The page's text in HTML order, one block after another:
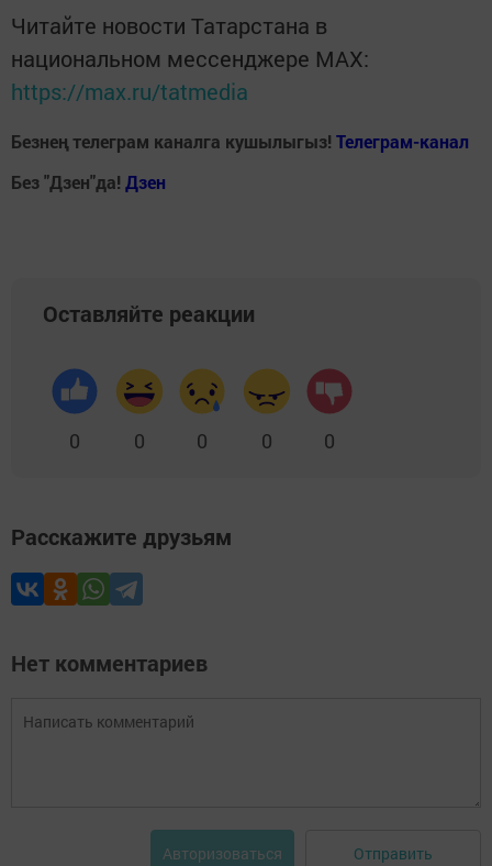
Читайте новости Татарстана в
национальном мессенджере MАХ:
https://max.ru/tatmedia
Безнең телеграм каналга кушылыгыз! Телеграм-канал
Без "Дзен"да! Дзен
Оставляйте реакции
0 0 0 0 0
Расскажите друзьям
Нет комментариев
Авторизоваться Отправить